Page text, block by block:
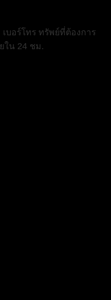
บอร์โทร ทรัพย์ที่ต้องการ
ใน 24 ชม.